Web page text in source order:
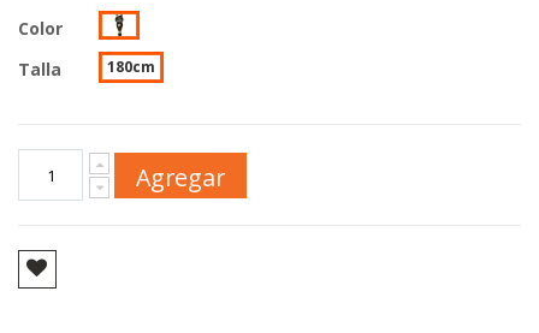
Color
Talla
180cm
Agregar